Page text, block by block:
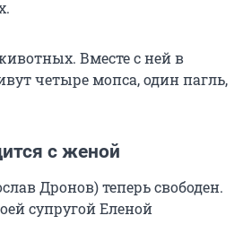
Вместе с ней в
четыре мопса, один пагль,
с женой
Дронов) теперь свободен.
супругой Еленой